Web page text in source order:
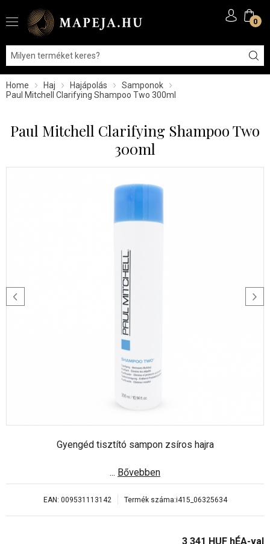
0
Home Haj Hajápolás
Samponok
Paul Mitchell Clarifying Shampoo Two 300ml
Paul Mitchell Clarifying Shampoo Two
300ml
Gyengéd tisztító sampon zsíros hajra
... Bővebben
EAN: 009531113142 Termék száma:i415_06325634
3 341 HUF hÉA-val